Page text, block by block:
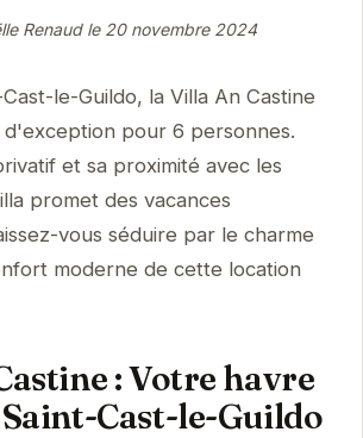
Renaud le 20 novembre 2024
le-Guildo, la Villa An Castine
pour 6 personnes.
et sa proximité avec les
promet des vacances
vous séduire par le charme
moderne de cette location
: Votre havre
Saint-Cast-le-Guildo